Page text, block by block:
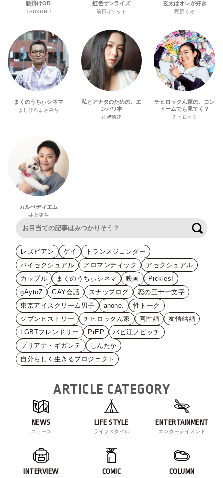
腰掛けOB
TSUKURU
虹色サンライズ
前田ポケット
玄太はオレが好き
野原くろ
まくのうちぃシネマ
よしひろまさみち
私とアナタのための、エ
ンパワ本
山﨑穂花
チヒロックん家の、コン
ドームでも見てく？
チヒロック
カルぺディエム
井上健斗
レズビアン ゲイ
トランスジェンダー
バイセクシュアル
アロマンティック
アセクシュアル
カップル
まくのうちぃシネマ 映画
Pickles!
gAytoZ
GAY会話 スナップログ
恋の三十一文字
東京アイスクリーム男子
anone.
性トーク
ジブンヒストリー
チヒロックん家 同性婚
友情結婚
LGBTフレンドリー
PrEP
バビ江ノビッチ
ブリアナ・ギガンテ
しんたか
自分らしく生きるプロジェクト
ARTICLE CATEGORY
NEWS
ニュース
LIFE STYLE
ライフスタイル
ENTERTAINMENT
エンターテイメント
INTERVIEW COMIC COLUMN